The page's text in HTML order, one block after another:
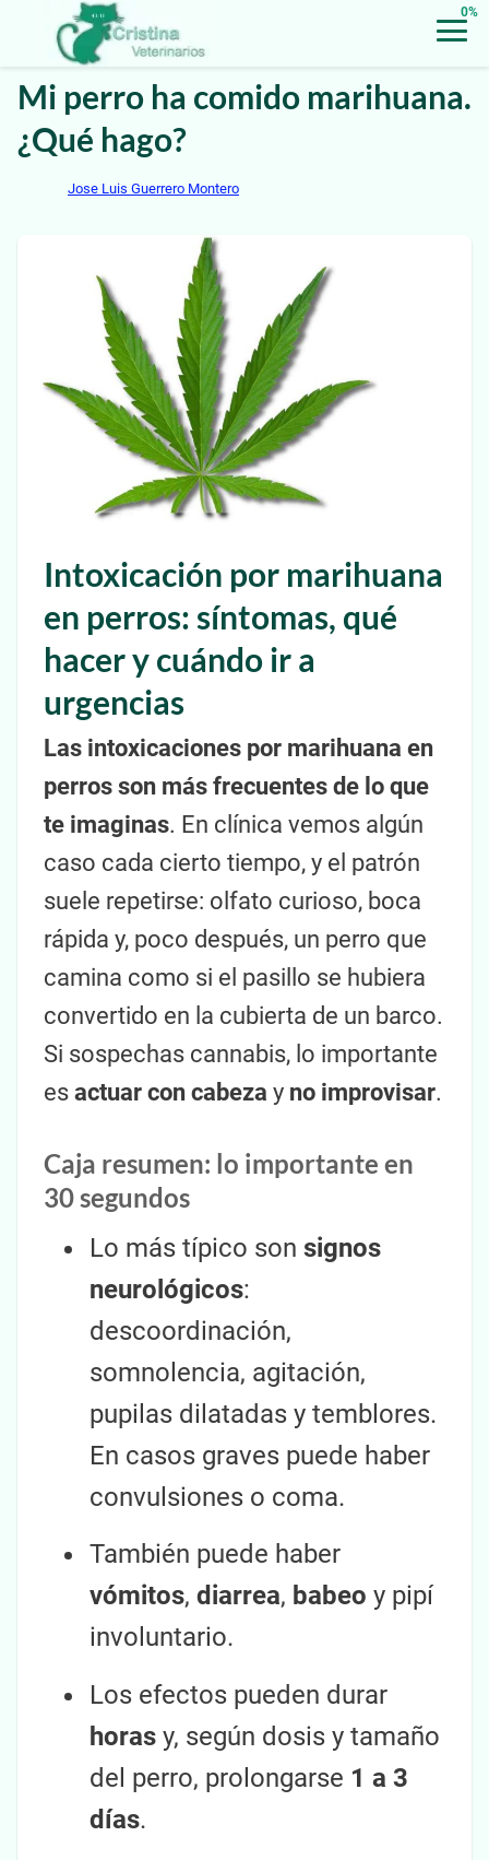
0%
Mi perro ha comido marihuana.
¿Qué hago?
Jose Luis Guerrero Montero
Intoxicación por marihuana
en perros: síntomas, qué
hacer y cuándo ir a
urgencias
Las intoxicaciones por marihuana en
perros son más frecuentes de lo que
te imaginas. En clínica vemos algún
caso cada cierto tiempo, y el patrón
suele repetirse: olfato curioso, boca
rápida y, poco después, un perro que
camina como si el pasillo se hubiera
convertido en la cubierta de un barco.
Si sospechas cannabis, lo importante
es actuar con cabeza y no improvisar.
Caja resumen: lo importante en
30 segundos
Lo más típico son signos
neurológicos:
descoordinación,
somnolencia, agitación,
pupilas dilatadas y temblores.
En casos graves puede haber
convulsiones o coma.
También puede haber
vómitos, diarrea, babeo y pipí
involuntario.
Los efectos pueden durar
horas y, según dosis y tamaño
del perro, prolongarse 1 a 3
días.